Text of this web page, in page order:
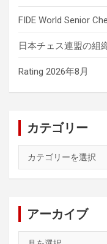
FIDE World Senior
日本チェス連盟の組
Rating 2026年8月
カテゴリー
ゴ
アーカイブ